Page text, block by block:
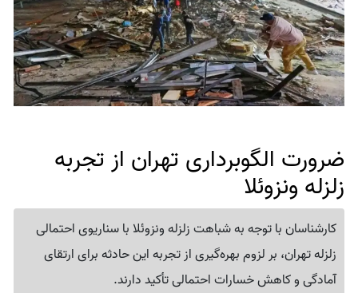
ضرورت الگوبرداری تهران از تجربه
زلزله ونزوئلا
کارشناسان با توجه به شباهت زلزله ونزوئلا با سناریوی احتمالی
زلزله تهران، بر لزوم بهره‌گیری از تجربه این حادثه برای ارتقای
آمادگی و کاهش خسارات احتمالی تأکید دارند.